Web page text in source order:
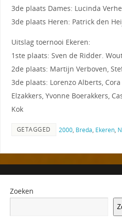
3de plaats Dames: Lucinda
3de plaats Heren: Patrick den
Uitslag toernooi Ekeren:
1ste plaats: Sven de Ridder.
2de plaats: Martijn Verboven,
3de plaats: Lorenzo Alberts,
Elzakkers, Yvonne Boerakkers,
Kok
GETAGGED 2000, Breda, Ekeren,
Zoeken